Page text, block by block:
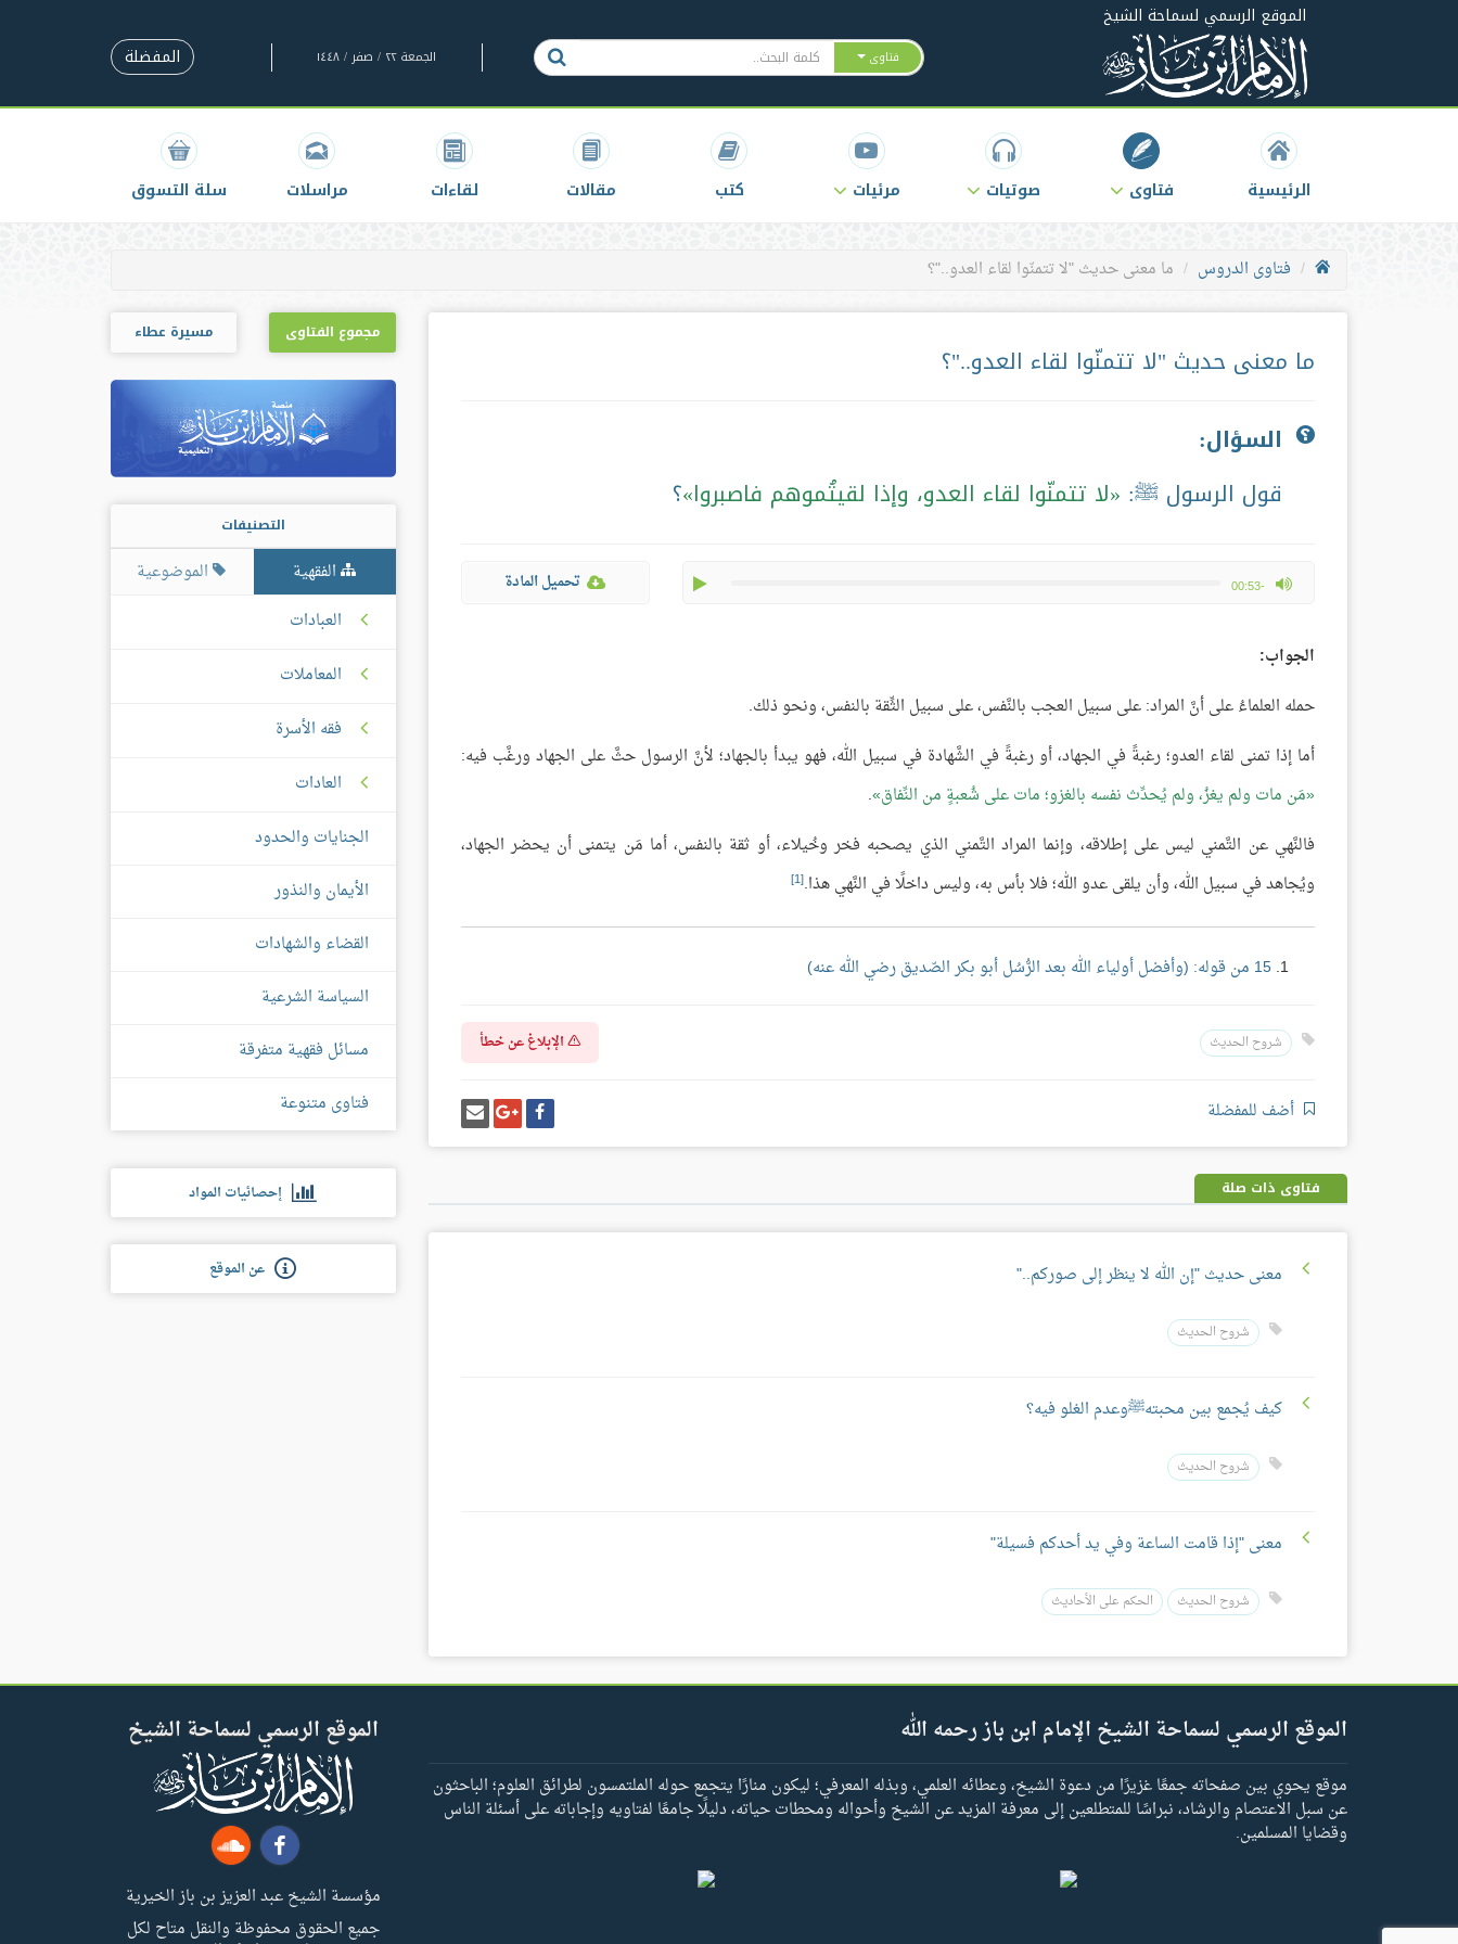
الموقع الرسمي لسماحة الشيخ
فتاوى الجمعة ٢٢ / صفر / ١٤٤٨ المفضلة
الرئيسية فتاوى صوتيات مرئيات كتب مقالات لقاءات مراسلات سلة التسوق
فتاوى الدروس ما معنى حديث "لا تتمنّوا لقاء العدو.."؟
ما معنى حديث "لا تتمنّوا لقاء العدو.."؟
السؤال:
قول الرسول ﷺ: لا تتمنّوا لقاء العدو، وإذا لقيتُموهم فاصبروا ؟
-00:53
max volume تحميل المادة
الجواب:
حمله العلماءُ على أنَّ المراد: على سبيل العجب بالنَّفس، على سبيل الثِّقة بالنفس، ونحو ذلك.
أما إذا تمنى لقاء العدو؛ رغبةً في الجهاد، أو رغبةً في الشَّهادة في سبيل الله، فهو يبدأ بالجهاد؛ لأنَّ الرسول حثَّ على الجهاد ورغَّب فيه:
مَن مات ولم يغزُ، ولم يُحدِّث نفسه بالغزو؛ مات على شُعبةٍ من النِّفاق .
فالنَّهي عن التَّمني ليس على إطلاقه، وإنما المراد التَّمني الذي يصحبه فخر وخُيلاء، أو ثقة بالنفس، أما مَن يتمنى أن يحضر الجهاد،
ويُجاهد في سبيل الله، وأن يلقى عدو الله؛ فلا بأس به، وليس داخلًا في النَّهي هذا.[1]
15 من قوله: (وأفضل أولياء الله بعد الرُّسُل أبو بكر الصّديق رضي الله عنه)
شروح الحديث الإبلاغ عن خطأ
أضف للمفضلة شارك
على
فيسبوك
شارك
على
غوغل
بلس
إرسل
إيميل
فتاوى ذات صلة
معنى حديث "إن الله لا ينظر إلى صوركم.."
شروح الحديث
كيف يُجمع بين محبتهﷺوعدم الغلو فيه؟
شروح الحديث
معنى "إذا قامت الساعة وفي يد أحدكم فسيلة"
شروح الحديث الحكم على الأحاديث
مجموع الفتاوى مسيرة عطاء
التصنيفات
الفقهية
الموضوعية
العبادات
المعاملات
فقه الأسرة
العادات
الجنايات والحدود
الأيمان والنذور
القضاء والشهادات
السياسة الشرعية
مسائل فقهية متفرقة
فتاوى متنوعة
إحصائيات المواد
عن الموقع
الموقع الرسمي لسماحة الشيخ الإمام ابن باز رحمه الله
موقع يحوي بين صفحاته جمعًا غزيرًا من دعوة الشيخ، وعطائه العلمي، وبذله المعرفي؛ ليكون منارًا يتجمع حوله الملتمسون لطرائق العلوم؛ الباحثون
عن سبل الاعتصام والرشاد، نبراسًا للمتطلعين إلى معرفة المزيد عن الشيخ وأحواله ومحطات حياته، دليلًا جامعًا لفتاويه وإجاباته على أسئلة الناس
وقضايا المسلمين.
الموقع الرسمي لسماحة الشيخ
مؤسسة الشيخ عبد العزيز بن باز الخيرية
جميع الحقوق محفوظة والنقل متاح لكل